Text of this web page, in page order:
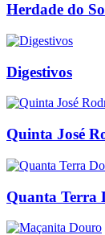
Herdade do
Digestivos
Quinta José
Quanta Terra